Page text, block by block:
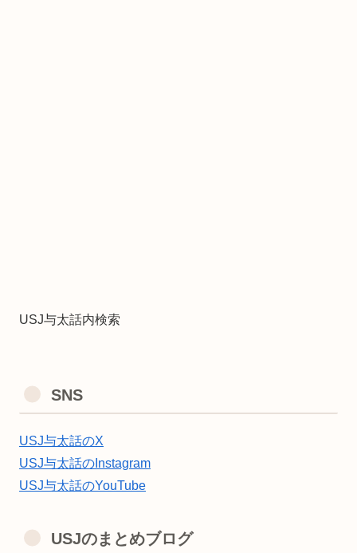
USJ与太話内検索
SNS
USJ与太話のX
USJ与太話のInstagram
USJ与太話のYouTube
USJのまとめブログ